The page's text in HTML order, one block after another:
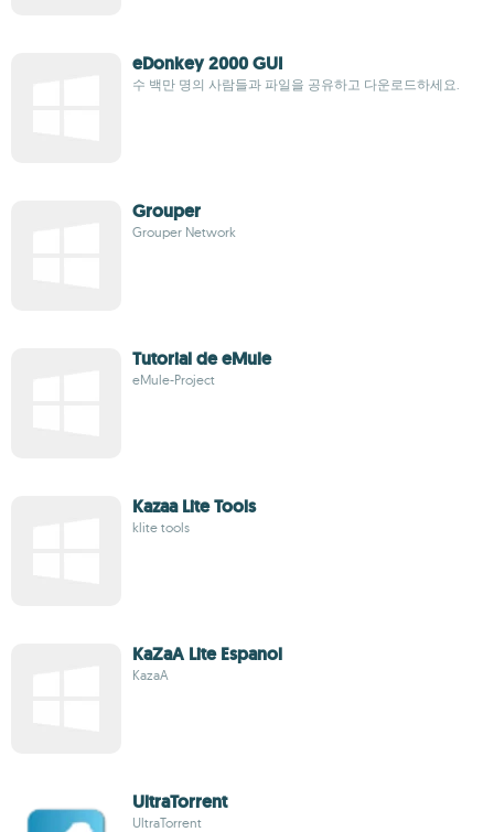
eDonkey 2000 GUI
수 백만 명의 사람들과 파일을 공유하고 다운로드하세요.
Grouper
Grouper Network
Tutorial de eMule
eMule-Project
Kazaa Lite Tools
klite tools
KaZaA Lite Espanol
KazaA
UltraTorrent
UltraTorrent